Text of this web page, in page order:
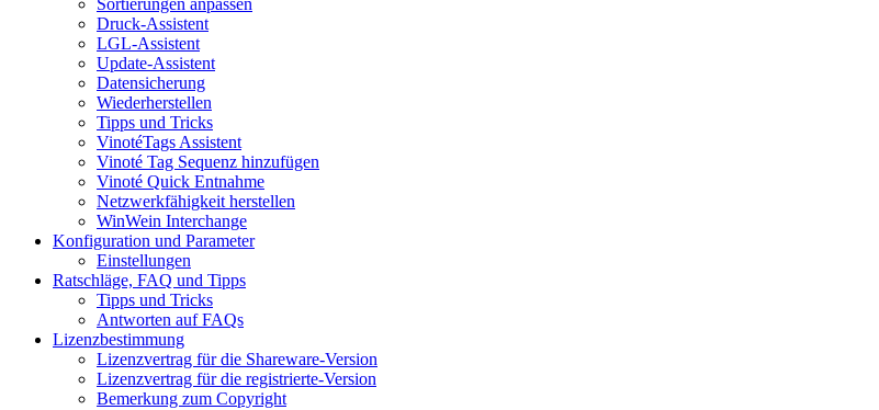
Sortierungen anpassen
Druck-Assistent
LGL-Assistent
Update-Assistent
Datensicherung
Wiederherstellen
Tipps und Tricks
VinotéTags Assistent
Vinoté Tag Sequenz hinzufügen
Vinoté Quick Entnahme
Netzwerkfähigkeit herstellen
WinWein Interchange
Konfiguration und Parameter
Einstellungen
Ratschläge, FAQ und Tipps
Tipps und Tricks
Antworten auf FAQs
Lizenzbestimmung
Lizenzvertrag für die Shareware-Version
Lizenzvertrag für die registrierte-Version
Bemerkung zum Copyright